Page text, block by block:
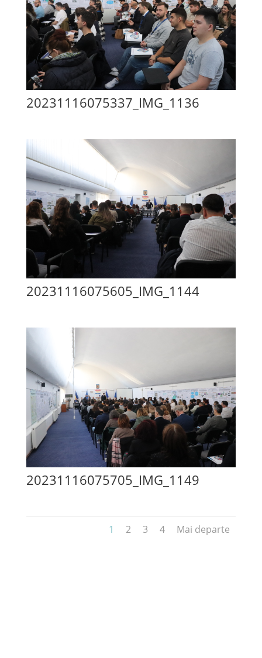
20231116075337_IMG_1136
20231116075605_IMG_1144
20231116075705_IMG_1149
1 2 3 4 Mai departe